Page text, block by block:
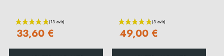
33,60 € 49,00 €